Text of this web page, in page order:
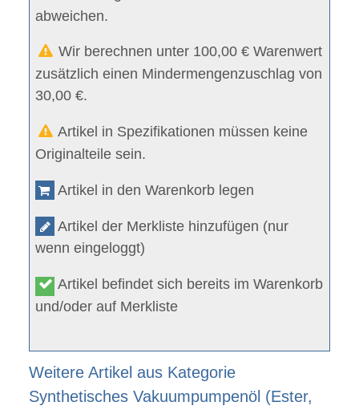
abweichen.
Wir berechnen unter 100,00 € Warenwert
zusätzlich einen Mindermengenzuschlag von
30,00 €.
Artikel in Spezifikationen müssen keine
Originalteile sein.
Artikel in den Warenkorb legen
Artikel der Merkliste hinzufügen (nur
wenn eingeloggt)
Artikel befindet sich bereits im Warenkorb
und/oder auf Merkliste
Weitere Artikel aus Kategorie
Synthetisches Vakuumpumpenöl (Ester,